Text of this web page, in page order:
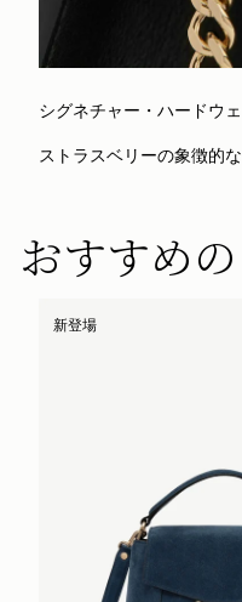
シグネチャー・ハードウ
ストラスベリーの象徴的
おすすめ
新登場